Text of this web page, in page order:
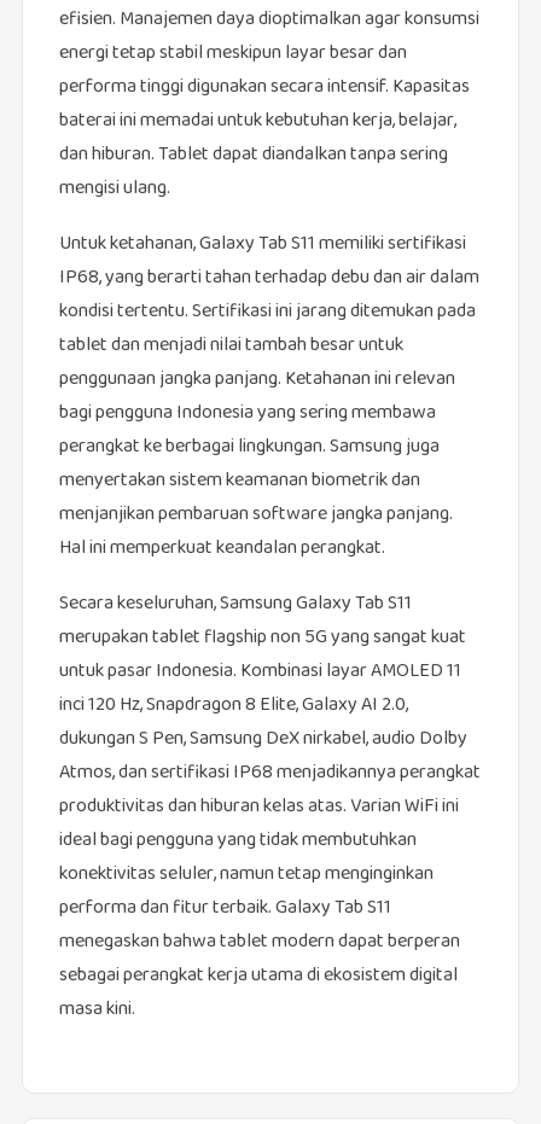
efisien. Manajemen daya dioptimalkan agar konsumsi
energi tetap stabil meskipun layar besar dan
performa tinggi digunakan secara intensif. Kapasitas
baterai ini memadai untuk kebutuhan kerja, belajar,
dan hiburan. Tablet dapat diandalkan tanpa sering
mengisi ulang.
Untuk ketahanan, Galaxy Tab S11 memiliki sertifikasi
IP68, yang berarti tahan terhadap debu dan air dalam
kondisi tertentu. Sertifikasi ini jarang ditemukan pada
tablet dan menjadi nilai tambah besar untuk
penggunaan jangka panjang. Ketahanan ini relevan
bagi pengguna Indonesia yang sering membawa
perangkat ke berbagai lingkungan. Samsung juga
menyertakan sistem keamanan biometrik dan
menjanjikan pembaruan software jangka panjang.
Hal ini memperkuat keandalan perangkat.
Secara keseluruhan, Samsung Galaxy Tab S11
merupakan tablet flagship non 5G yang sangat kuat
untuk pasar Indonesia. Kombinasi layar AMOLED 11
inci 120 Hz, Snapdragon 8 Elite, Galaxy AI 2.0,
dukungan S Pen, Samsung DeX nirkabel, audio Dolby
Atmos, dan sertifikasi IP68 menjadikannya perangkat
produktivitas dan hiburan kelas atas. Varian WiFi ini
ideal bagi pengguna yang tidak membutuhkan
konektivitas seluler, namun tetap menginginkan
performa dan fitur terbaik. Galaxy Tab S11
menegaskan bahwa tablet modern dapat berperan
sebagai perangkat kerja utama di ekosistem digital
masa kini.